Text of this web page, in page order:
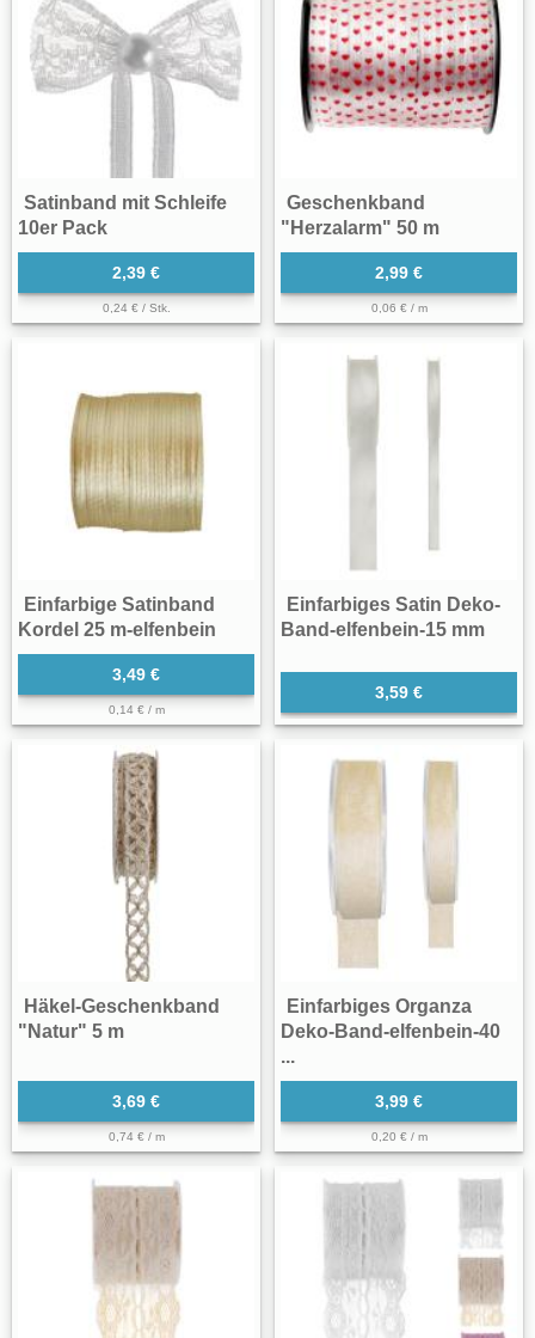
Satinband mit Schleife
10er Pack
2,39 €
0,24 € / Stk.
Geschenkband
"Herzalarm" 50 m
2,99 €
0,06 € / m
Einfarbige Satinband
Kordel 25 m-elfenbein
3,49 €
0,14 € / m
Einfarbiges Satin Deko-
Band-elfenbein-15 mm
3,59 €
Häkel-Geschenkband
"Natur" 5 m
3,69 €
0,74 € / m
Einfarbiges Organza
Deko-Band-elfenbein-40
...
3,99 €
0,20 € / m